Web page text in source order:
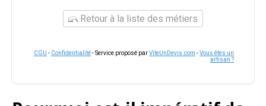
Retour à la liste des métiers
CGU - Confidentialité- Service proposé parViteUnDevis.com -Vous êtes un
artisan ?